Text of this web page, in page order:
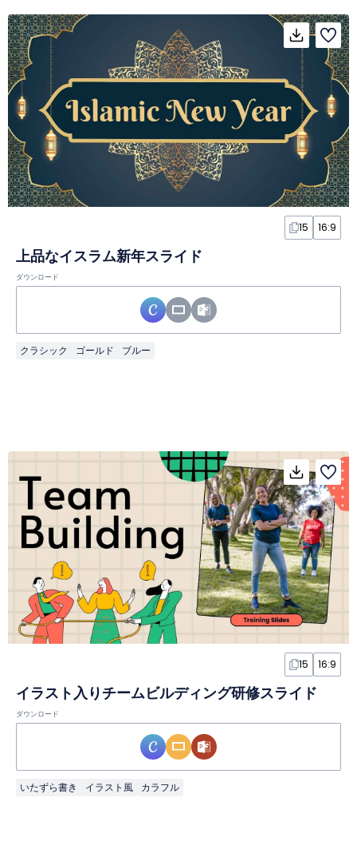
15 16:9
上品なイスラム新年スライド
ダウンロード
クラシック ゴールド ブルー
15 16:9
イラスト入りチームビルディング研修スライド
ダウンロード
いたずら書き イラスト風 カラフル